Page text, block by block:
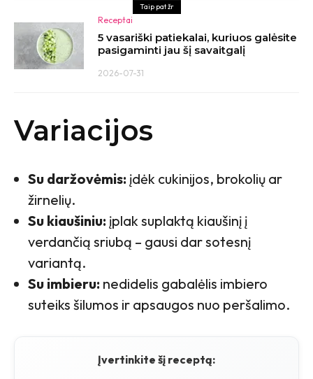
Taip pat žr
Receptai
5 vasariški patiekalai, kuriuos galėsite
pasigaminti jau šį savaitgalį
2026-07-31
Variacijos
Su daržovėmis: įdėk cukinijos, brokolių ar
žirnelių.
Su kiaušiniu: įplak suplaktą kiaušinį į
verdančią sriubą – gausi dar sotesnį
variantą.
Su imbieru: nedidelis gabalėlis imbiero
suteiks šilumos ir apsaugos nuo peršalimo.
Įvertinkite šį receptą: